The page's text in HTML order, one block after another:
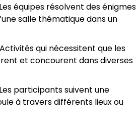
équipes résolvent des énigmes
salle thématique dans un
qui nécessitent que les
et concourent dans diverses
participants suivent une
à travers différents lieux ou